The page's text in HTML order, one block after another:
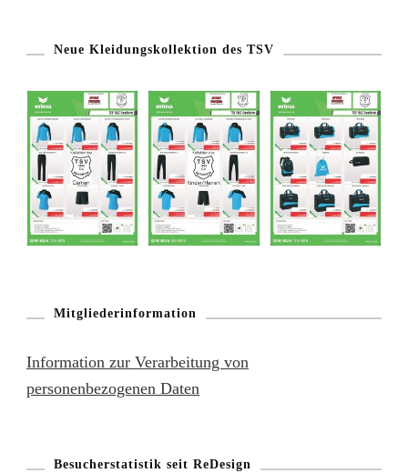
Neue Kleidungskollektion des TSV
Mitgliederinformation
Information zur Verarbeitung von
personenbezogenen Daten
Besucherstatistik seit ReDesign